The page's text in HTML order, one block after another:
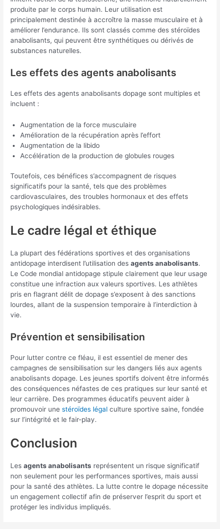
produite par le corps humain. Leur utilisation est
principalement destinée à accroître la masse musculaire et à
améliorer l’endurance. Ils sont classés comme des stéroïdes
anabolisants, qui peuvent être synthétiques ou dérivés de
substances naturelles.
Les effets des agents anabolisants
Les effets des agents anabolisants dopage sont multiples et
incluent :
Augmentation de la force musculaire
Amélioration de la récupération après l’effort
Augmentation de la libido
Accélération de la production de globules rouges
Toutefois, ces bénéfices s’accompagnent de risques
significatifs pour la santé, tels que des problèmes
cardiovasculaires, des troubles hormonaux et des effets
psychologiques indésirables.
Le cadre légal et éthique
La plupart des fédérations sportives et des organisations
antidopage interdisent l’utilisation desagents anabolisants.
Le Code mondial antidopage stipule clairement que leur usage
constitue une infraction aux valeurs sportives. Les athlètes
pris en flagrant délit de dopage s’exposent à des sanctions
lourdes, allant de la suspension temporaire à l’interdiction à
vie.
Prévention et sensibilisation
Pour lutter contre ce fléau, il est essentiel de mener des
campagnes de sensibilisation sur les dangers liés aux agents
anabolisants dopage. Les jeunes sportifs doivent être informés
des conséquences néfastes de ces pratiques sur leur santé et
leur carrière. Des programmes éducatifs peuvent aider à
promouvoir unestéroïdes légal culture sportive saine, fondée
sur l’intégrité et le fair-play.
Conclusion
Lesagents anabolisants représentent un risque significatif
non seulement pour les performances sportives, mais aussi
pour la santé des athlètes. La lutte contre le dopage nécessite
un engagement collectif afin de préserver l’esprit du sport et
protéger les individus impliqués.